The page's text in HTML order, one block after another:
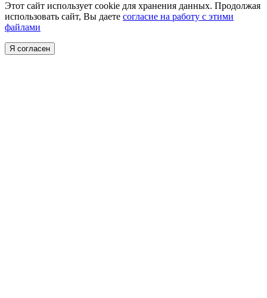
Этот сайт использует cookie для хранения данных. Продолжая
использовать сайт, Вы даете согласие на работу с этими
файлами
Я согласен